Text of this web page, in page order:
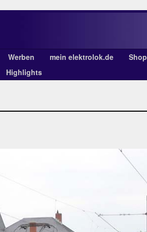
Werben mein elektrolok.de
Shop
Highlights